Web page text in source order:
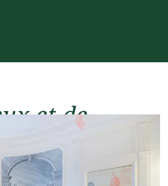
et de
George V